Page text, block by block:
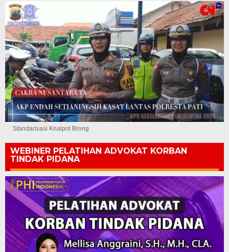
Standarisasi Knalpot Brong
WEBINER PELATIHAN ADVOKAT KORBAN
TINDAK PIDANA